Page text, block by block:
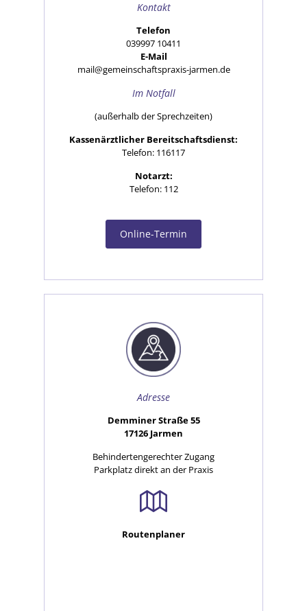
Kontakt
Telefon
039997 10411
E-Mail
mail@gemeinschaftspraxis-jarmen.de
Im Notfall
(außerhalb der Sprechzeiten)
Kassenärztlicher Bereitschaftsdienst:
Telefon: 116117
Notarzt:
Telefon: 112
Online-Termin
Adresse
Demminer Straße 55
17126 Jarmen
Behindertengerechter Zugang
Parkplatz direkt an der Praxis
Routenplaner